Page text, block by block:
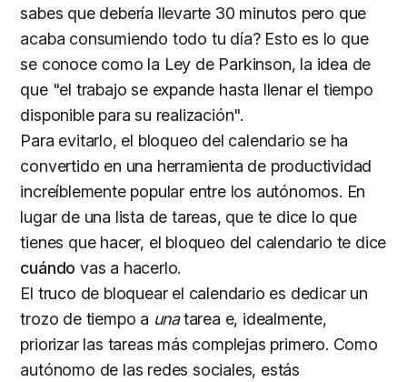
sabes que debería llevarte 30 minutos pero que
acaba consumiendo todo tu día? Esto es lo que
se conoce como la Ley de Parkinson, la idea de
que "el trabajo se expande hasta llenar el tiempo
disponible para su realización".
Para evitarlo, el bloqueo del calendario se ha
convertido en una herramienta de productividad
increíblemente popular entre los autónomos. En
lugar de una lista de tareas, que te dice lo que
tienes que hacer, el bloqueo del calendario te dice
cuándo vas a hacerlo.
El truco de bloquear el calendario es dedicar un
trozo de tiempo a unatarea e, idealmente,
priorizar las tareas más complejas primero. Como
autónomo de las redes sociales, estás